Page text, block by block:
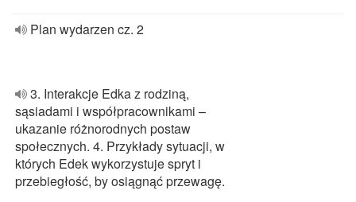
Plan wydarzen cz. 2
3. Interakcje Edka z rodziną,
sąsiadami i współpracownikami –
ukazanie różnorodnych postaw
społecznych. 4. Przykłady sytuacji, w
których Edek wykorzystuje spryt i
przebiegłość, by osiągnąć przewagę.